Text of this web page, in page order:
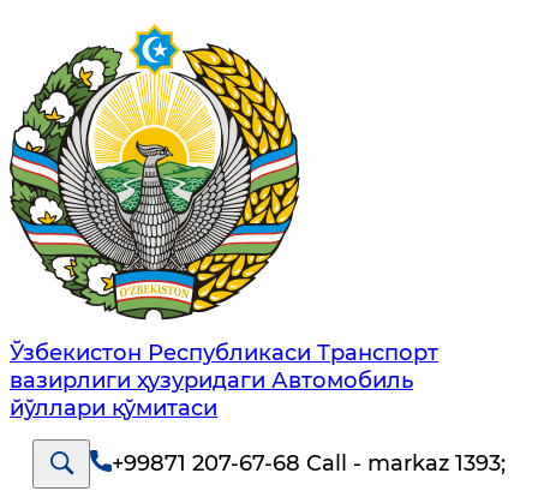
Ўзбекистон Республикаси Транспорт
вазирлиги ҳузуридаги Автомобиль
йўллари қўмитаси
+99871 207-67-68 Call - markaz 1393;